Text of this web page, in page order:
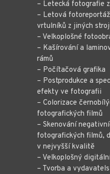
– Letecká fotografie
– Letová
vrtulníků z jiných
– Velkoplošné
– Kašírování a
rámů
– Počítačová grafika
– Postprodukce a
efekty ve fotografii
– Colorizace
fotografických filmů
– Skenování
fotografických filmů,
v nejvyšší kvalitě
– Velkoplošný
– Tvorba a